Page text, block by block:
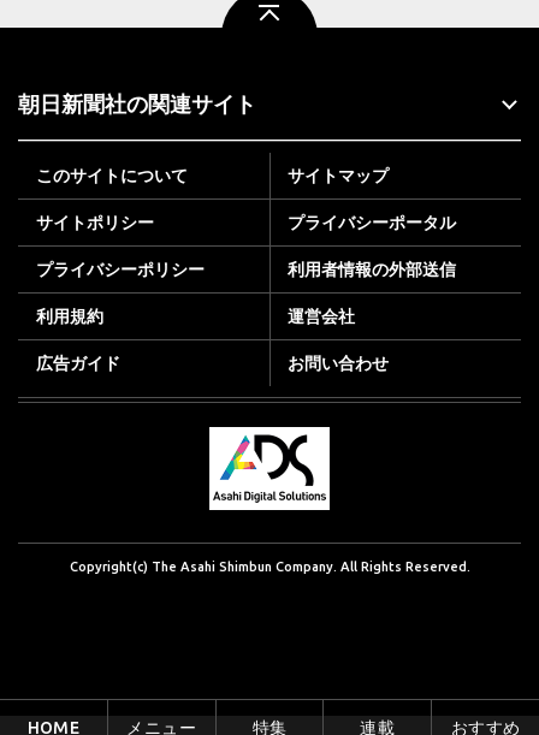
朝日新聞社の関連サイト
このサイトについて サイトマップ
サイトポリシー プライバシーポータル
プライバシーポリシー 利用者情報の外部送信
利用規約 運営会社
広告ガイド お問い合わせ
Copyright(c) The Asahi Shimbun Company. All Rights Reserved.
HOME メニュー 特集 連載 おすすめ